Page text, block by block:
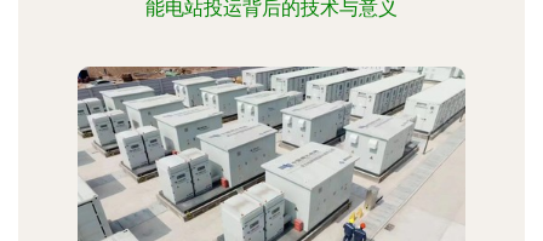
能电站投运背后的技术与意义